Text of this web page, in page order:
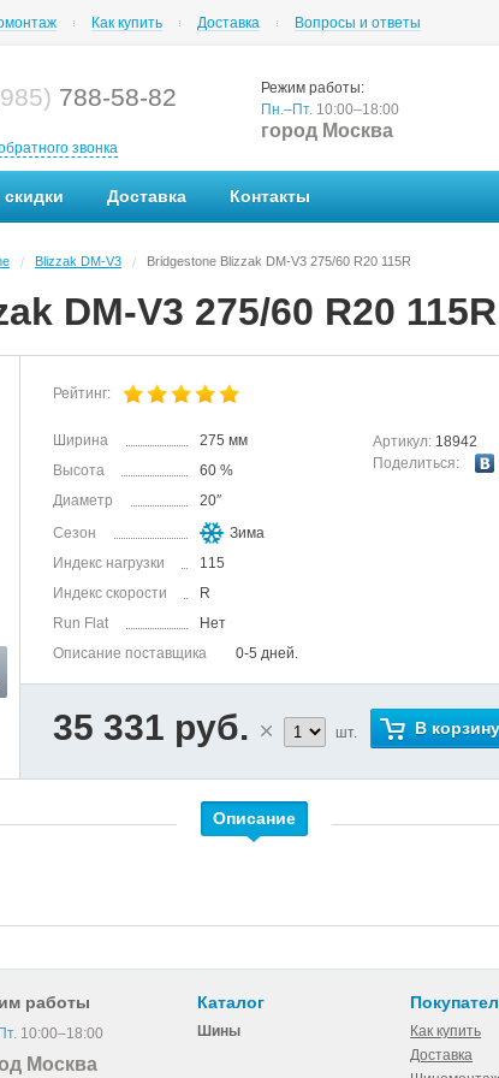
Как купить Доставка Вопросы и ответы
788-58-82
звонка
Режим работы:
Пн.–Пт. 10:00–18:00
город Москва
Доставка Контакты
/ Blizzak DM-V3 / Bridgestone Blizzak DM-V3 275/60 R20 115R
DM-V3 275/60 R20 115R
Рейтинг:
Ширина
275 мм
Высота
60 %
Диаметр
20″
Сезон
Зима
Индекс нагрузки
115
Индекс скорости
R
Run Flat
Нет
Описание поставщика
0-5 дней.
Артикул: 18942
Поделиться:
35 331 руб. шт. В корзину
Описание
работы
10:00–18:00
Москва
Каталог
Шины
Как купить
Доставка